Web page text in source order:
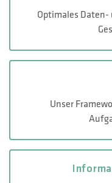
Optimales
Unser